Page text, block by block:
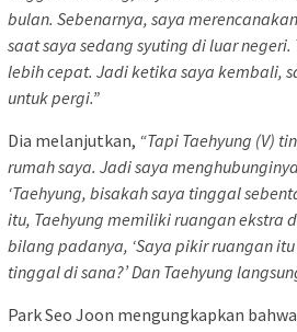
bulan. Sebenarnya, saya
saat saya sedang syuting di luar
lebih cepat. Jadi ketika saya kembali,
untuk pergi.”
Dia melanjutkan, “Tapi Taehyung (V)
rumah saya. Jadi saya
‘Taehyung, bisakah saya tinggal
itu, Taehyung memiliki ruangan ekstra
bilang padanya, ‘Saya pikir ruangan
tinggal di sana?’ Dan Taehyung
Park Seo Joon mengungkapkan